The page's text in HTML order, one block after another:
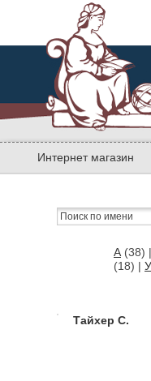
Интернет магазин
А (38) |
(18) | У
Тайхер С.